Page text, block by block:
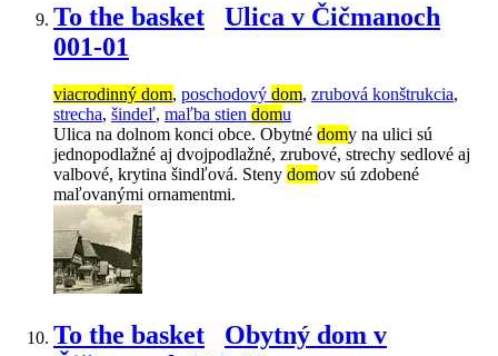
To the basket
Ulica v Čičmanoch
001-01
viacrodinný dom, poschodový dom, zrubová konštrukcia,
strecha, šindeľ, maľba stien domu
Ulica na dolnom konci obce. Obytné domy na ulici sú
jednopodlažné aj dvojpodlažné, zrubové, strechy sedlové aj
valbové, krytina šindľová. Steny domov sú zdobené
maľovanými ornamentmi.
To the basket
Obytný dom v